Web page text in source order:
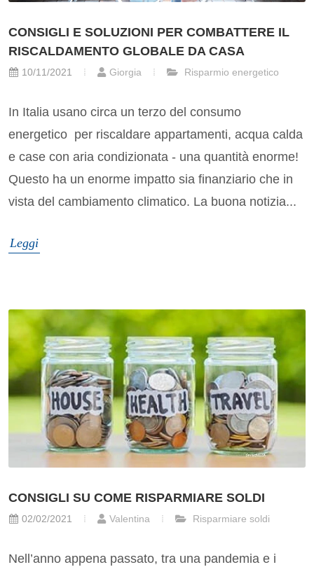
CONSIGLI E SOLUZIONI PER COMBATTERE IL
RISCALDAMENTO GLOBALE DA CASA
10/11/2021 Giorgia Risparmio energetico
In Italia usano circa un terzo del consumo
energetico per riscaldare appartamenti, acqua calda
e case con aria condizionata - una quantità enorme!
Questo ha un enorme impatto sia finanziario che in
vista del cambiamento climatico. La buona notizia...
Leggi
CONSIGLI SU COME RISPARMIARE SOLDI
02/02/2021 Valentina Risparmiare soldi
Nell’anno appena passato, tra una pandemia e i